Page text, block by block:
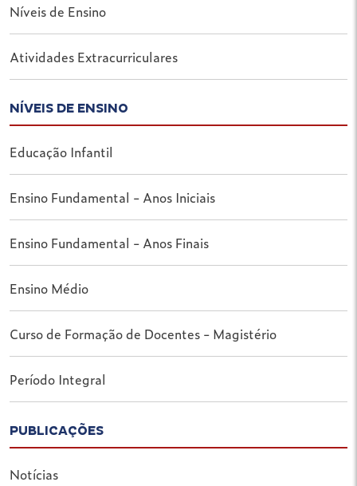
Níveis de Ensino
Atividades Extracurriculares
NÍVEIS DE ENSINO
Educação Infantil
Ensino Fundamental - Anos Iniciais
Ensino Fundamental - Anos Finais
Ensino Médio
Curso de Formação de Docentes - Magistério
Período Integral
PUBLICAÇÕES
Notícias